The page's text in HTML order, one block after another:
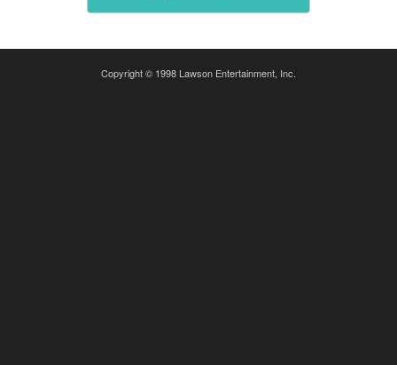
Copyright © 1998 Lawson Entertainment, Inc.